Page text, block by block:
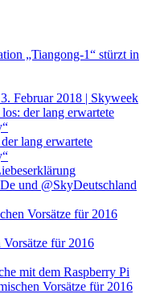
„Tiangong-1“ stürzt in
Februar 2018 | Skyweek
los: der lang erwartete
lang erwartete
und @SkyDeutschland
Vorsätze für 2016
Vorsätze für 2016
mit dem Raspberry Pi
Vorsätze für 2016